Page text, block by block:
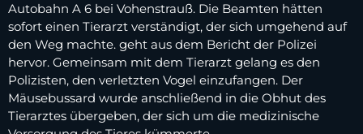
Autobahn A 6 bei Vohenstrauß. Die Beamten hätten
sofort einen Tierarzt verständigt, der sich umgehend auf
den Weg machte. geht aus dem Bericht der Polizei
hervor. Gemeinsam mit dem Tierarzt gelang es den
Polizisten, den verletzten Vogel einzufangen. Der
Mäusebussard wurde anschließend in die Obhut des
Tierarztes übergeben, der sich um die medizinische